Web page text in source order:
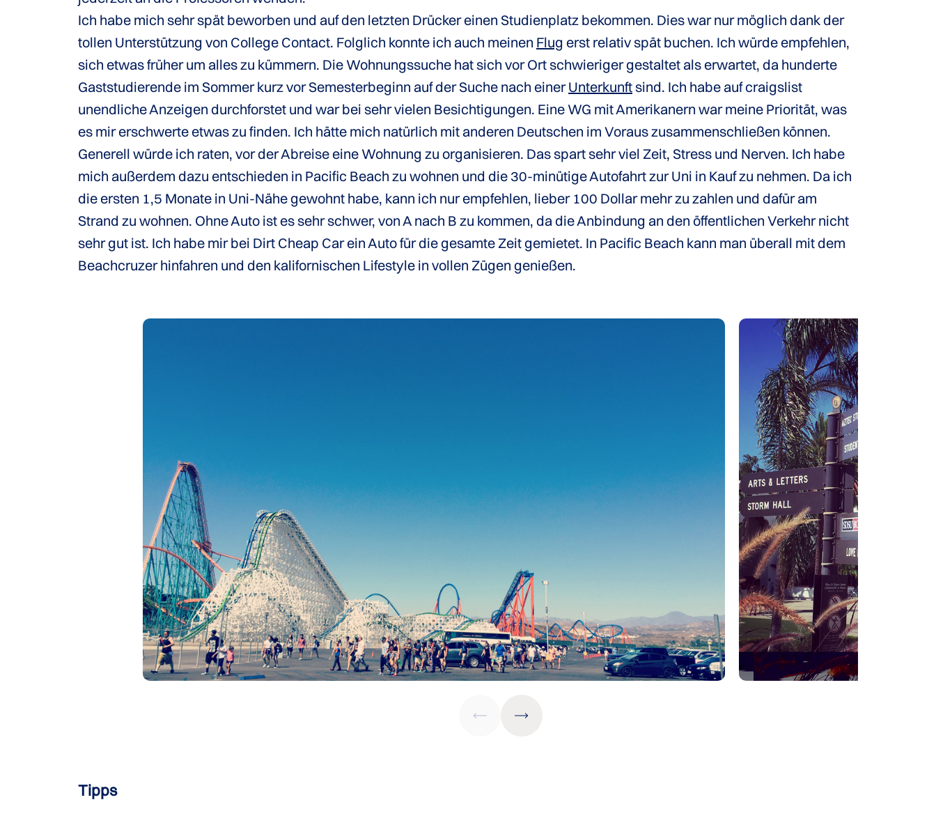
Ich habe mich sehr spät beworben und auf den letzten Drücker einen Studienplatz bekommen. Dies war nur möglich dank der
tollen Unterstützung von College Contact. Folglich konnte ich auch meinen Flug erst relativ spät buchen. Ich würde empfehlen,
sich etwas früher um alles zu kümmern. Die Wohnungssuche hat sich vor Ort schwieriger gestaltet als erwartet, da hunderte
Gaststudierende im Sommer kurz vor Semesterbeginn auf der Suche nach einerUnterkunftsind. Ich habe auf craigslist
unendliche Anzeigen durchforstet und war bei sehr vielen Besichtigungen. Eine WG mit Amerikanern war meine Priorität, was
es mir erschwerte etwas zu finden. Ich hätte mich natürlich mit anderen Deutschen im Voraus zusammenschließen können.
Generell würde ich raten, vor der Abreise eine Wohnung zu organisieren. Das spart sehr viel Zeit, Stress und Nerven. Ich habe
mich außerdem dazu entschieden in Pacific Beach zu wohnen und die 30-minütige Autofahrt zur Uni in Kauf zu nehmen. Da ich
die ersten 1,5 Monate in Uni-Nähe gewohnt habe, kann ich nur empfehlen, lieber 100 Dollar mehr zu zahlen und dafür am
Strand zu wohnen. Ohne Auto ist es sehr schwer, von A nach B zu kommen, da die Anbindung an den öffentlichen Verkehr nicht
sehr gut ist. Ich habe mir bei Dirt Cheap Car ein Auto für die gesamte Zeit gemietet. In Pacific Beach kann man überall mit dem
Beachcruzer hinfahren und den kalifornischen Lifestyle in vollen Zügen genießen.
Tipps